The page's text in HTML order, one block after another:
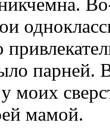
парней.
моих
мамой.